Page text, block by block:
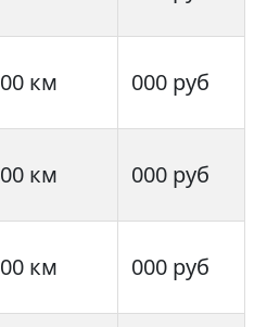
00 км 000 руб
00 км 000 руб
00 км 000 руб